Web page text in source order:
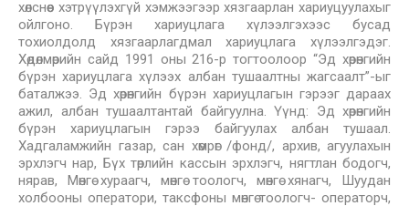
хөлснөөс хэтрүүлэхгүй хэмжээгээр хязгаарлан хариуцуулахыг
ойлгоно. Бүрэн хариуцлага хүлээлгэхээс бусад
тохиолдолд хязгаарлагдмал хариуцлага хүлээлгэдэг.
Хөдөлмөрийн сайд 1991 оны 216-р тогтоолоор “Эд хөрөнгийн
бүрэн хариуцлага хүлээх албан тушаалтны жагсаалт”-ыг
баталжээ. Эд хөрөнгийн бүрэн хариуцлагын гэрээг дараах
ажил, албан тушаалтантай байгуулна. Үүнд: Эд хөрөнгийн
бүрэн хариуцлагын гэрээ байгуулах албан тушаал.
Хадгаламжийн газар, сан хөмрөг /фонд/, архив, агуулахын
эрхлэгч нар, Бүх төрлийн кассын эрхлэгч, нягтлан бодогч,
нярав, Мөнгө хураагч, мөнгө тоологч, мөнгө хянагч, Шуудан
холбооны оператори, таксфоны мөнгө тоологч- операторч,